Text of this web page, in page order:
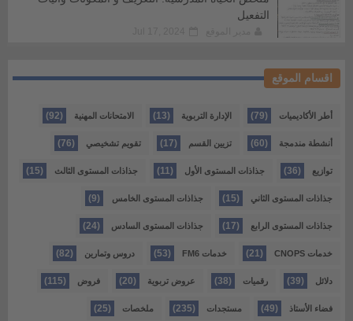
التفعيل
اقسام الموقع
أطر الأكاديميات (79) الإدارة التربوية (13) الامتحانات المهنية (92)
أنشطة مندمجة (60) تزيين القسم (17) تقويم تشخيصي (76)
توازيع (36) جذاذات المستوى الأول (11) جذاذات المستوى الثالث (15)
جذاذات المستوى الثاني (15) جذاذات المستوى الخامس (9)
جذاذات المستوى الرابع (17) جذاذات المستوى السادس (24)
خدمات CNOPS (21) خدمات FM6 (53) دروس وتمارين (82)
دلائل (39) رقميات (38) عروض تربوية (20) فروض (115)
فضاء الأستاذ (49) مستجدات (235) ملخصات (25)